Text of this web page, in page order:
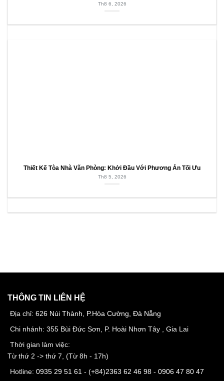
Th8 6, 2026
Thiết Kế Tòa Nhà Văn Phòng: Khởi Đầu Với Phương Án Tối Ưu
Th8 5, 2026
THÔNG TIN LIÊN HỆ
Địa chỉ: 626 Núi Thành, P.Hòa Cường, Đà Nẵng
Chi nhánh: 355 Bùi Đức Sơn, P. Hoài Nhơn Tây , Gia Lai
Thời gian làm việc:
Từ thứ 2 -> thứ 7, (Từ 8h - 17h)
Hotline: 0935 29 51 61 - (+84)2363 62 46 98 - 0906 47 80 47